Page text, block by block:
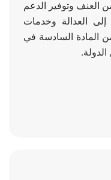
العنف وتوفير الدعم
إلى العدالة وخدمات
المادة السادسة في